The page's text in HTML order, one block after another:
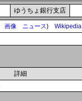
ゆうちょ銀行支店
画像 ニュース) Wikipedia
詳細